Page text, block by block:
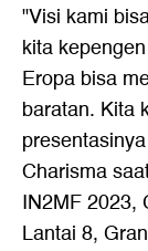
"Visi kami
kita
Eropa bisa
baratan. Kita
Charisma
IN2MF 2023,
Lantai 8,